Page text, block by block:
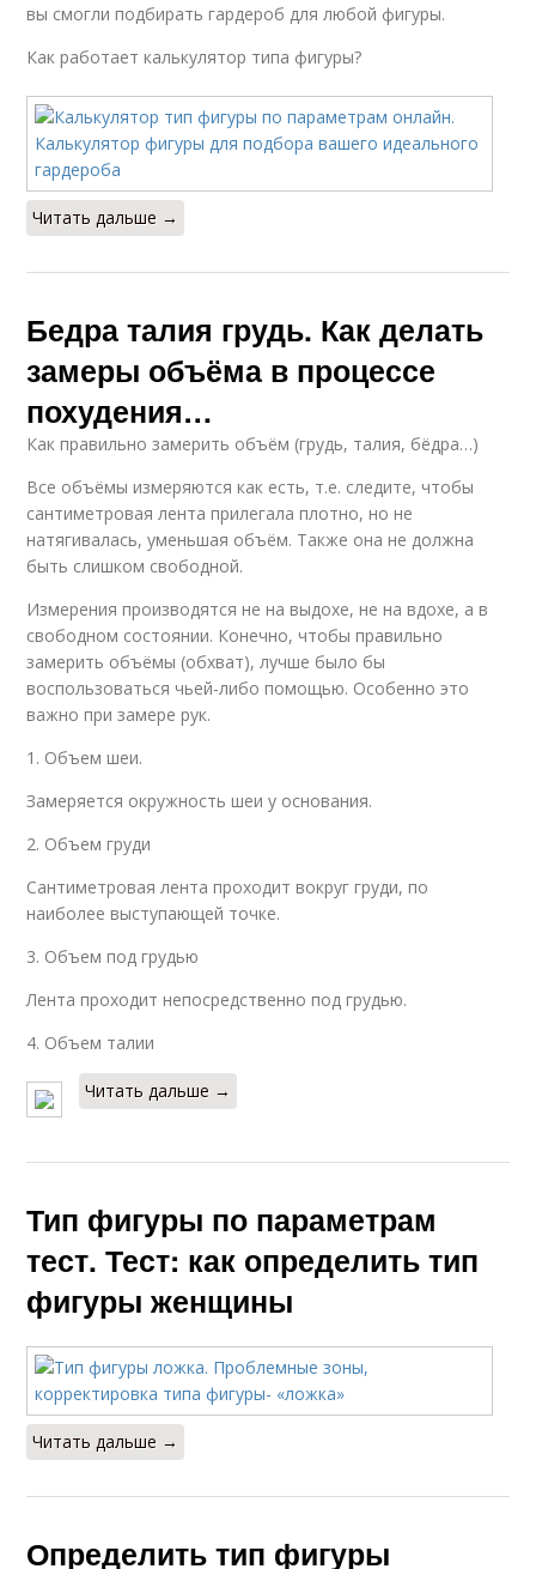
вы смогли подбирать гардероб для любой фигуры.
Как работает калькулятор типа фигуры?
Читать дальше →
Бедра талия грудь. Как делать
замеры объёма в процессе
похудения…
Как правильно замерить объём (грудь, талия, бёдра…)
Все объёмы измеряются как есть, т.е. следите, чтобы
сантиметровая лента прилегала плотно, но не
натягивалась, уменьшая объём. Также она не должна
быть слишком свободной.
Измерения производятся не на выдохе, не на вдохе, а в
свободном состоянии. Конечно, чтобы правильно
замерить объёмы (обхват), лучше было бы
воспользоваться чьей-либо помощью. Особенно это
важно при замере рук.
1. Объем шеи.
Замеряется окружность шеи у основания.
2. Объем груди
Сантиметровая лента проходит вокруг груди, по
наиболее выступающей точке.
3. Объем под грудью
Лента проходит непосредственно под грудью.
4. Объем талии
Читать дальше →
Тип фигуры по параметрам
тест. Тест: как определить тип
фигуры женщины
Читать дальше →
Определить тип фигуры